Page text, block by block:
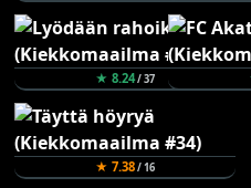
★ 8.24/ 37
★ 7.38/ 16